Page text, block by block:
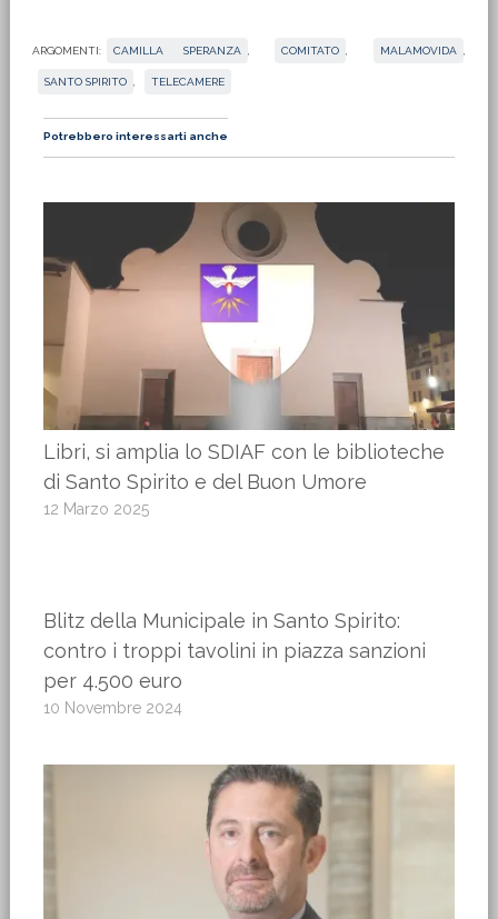
ARGOMENTI: CAMILLA SPERANZA COMITATO MALAMOVIDA
SANTO SPIRITO TELECAMERE
Potrebbero interessarti anche
Libri, si amplia lo SDIAF con le biblioteche
di Santo Spirito e del Buon Umore
12 Marzo 2025
Blitz della Municipale in Santo Spirito:
contro i troppi tavolini in piazza sanzioni
per 4.500 euro
10 Novembre 2024